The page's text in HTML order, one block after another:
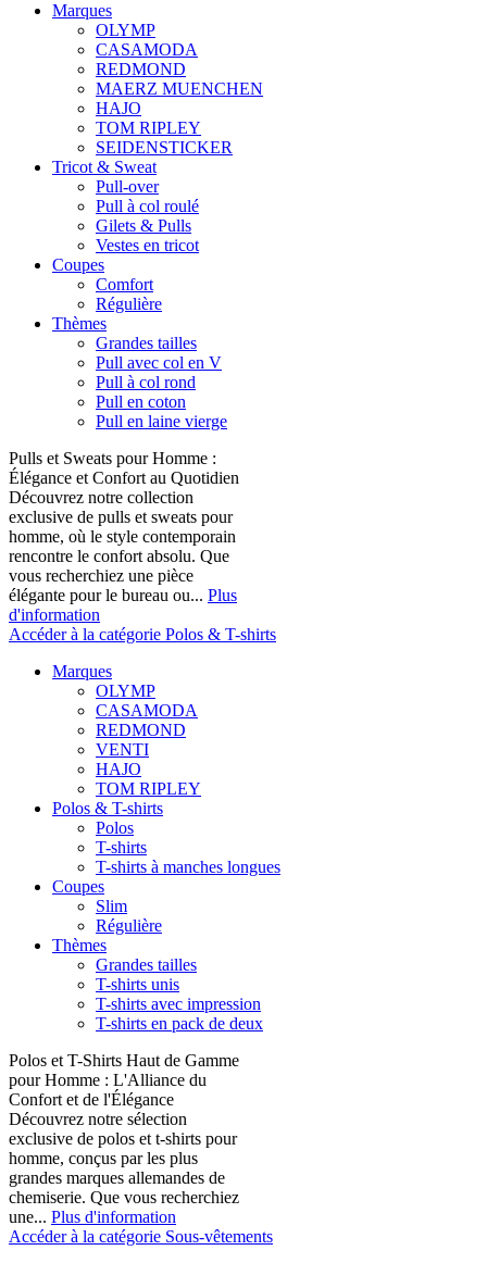
Marques
OLYMP
CASAMODA
REDMOND
MAERZ MUENCHEN
HAJO
TOM RIPLEY
SEIDENSTICKER
Tricot & Sweat
Pull-over
Pull à col roulé
Gilets & Pulls
Vestes en tricot
Coupes
Comfort
Régulière
Thèmes
Grandes tailles
Pull avec col en V
Pull à col rond
Pull en coton
Pull en laine vierge
Pulls et Sweats pour Homme :
Élégance et Confort au Quotidien
Découvrez notre collection
exclusive de pulls et sweats pour
homme, où le style contemporain
rencontre le confort absolu. Que
vous recherchiez une pièce
élégante pour le bureau ou... Plus
d'information
Accéder à la catégorie Polos & T-shirts
Marques
OLYMP
CASAMODA
REDMOND
VENTI
HAJO
TOM RIPLEY
Polos & T-shirts
Polos
T-shirts
T-shirts à manches longues
Coupes
Slim
Régulière
Thèmes
Grandes tailles
T-shirts unis
T-shirts avec impression
T-shirts en pack de deux
Polos et T-Shirts Haut de Gamme
pour Homme : L'Alliance du
Confort et de l'Élégance
Découvrez notre sélection
exclusive de polos et t-shirts pour
homme, conçus par les plus
grandes marques allemandes de
chemiserie. Que vous recherchiez
une... Plus d'information
Accéder à la catégorie Sous-vêtements